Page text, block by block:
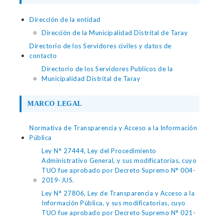
Dirección de la entidad
Dirección de la Municipalidad Distrital de Taray
Directorio de los Servidores civiles y datos de
contacto
Directorio de los Servidores Publicos de la
Municipalidad Distrital de Taray
MARCO LEGAL
Normativa de Transparencia y Acceso a la Información
Pública
Ley N° 27444, Ley del Procedimiento
Administrativo General, y sus modificatorias, cuyo
TUO fue aprobado por Decreto Supremo N° 004-
2019-JUS.
Ley N° 27806, Ley de Transparencia y Acceso a la
Información Pública, y sus modificatorias, cuyo
TUO fue aprobado por Decreto Supremo N° 021-